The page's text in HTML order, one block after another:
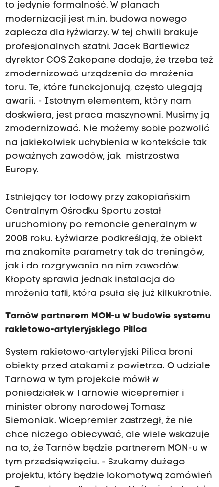
to jedynie formalność. W planach
modernizacji jest m.in. budowa nowego
zaplecza dla łyżwiarzy. W tej chwili brakuje
profesjonalnych szatni. Jacek Bartlewicz
dyrektor COS Zakopane dodaje, że trzeba też
zmodernizować urządzenia do mrożenia
toru. Te, które funckcjonują, często ulegają
awarii. - Istotnym elementem, który nam
doskwiera, jest praca maszynowni. Musimy ją
zmodernizować. Nie możemy sobie pozwolić
na jakiekolwiek uchybienia w kontekście tak
poważnych zawodów, jak mistrzostwa
Europy.
Istniejący tor lodowy przy zakopiańskim
Centralnym Ośrodku Sportu został
uruchomiony po remoncie generalnym w
2008 roku. Łyżwiarze podkreślają, że obiekt
ma znakomite parametry tak do treningów,
jak i do rozgrywania na nim zawodów.
Kłopoty sprawia jednak instalacja do
mrożenia tafli, która psuła się już kilkukrotnie.
Tarnów partnerem MON-u w budowie systemu
rakietowo-artyleryjskiego Pilica
System rakietowo-artyleryjski Pilica broni
obiekty przed atakami z powietrza. O udziale
Tarnowa w tym projekcie mówił w
poniedziałek w Tarnowie wicepremier i
minister obrony narodowej Tomasz
Siemoniak. Wicepremier zastrzegł, że nie
chce niczego obiecywać, ale wiele wskazuje
na to, że Tarnów będzie partnerem MON-u w
tym przedsięwzięciu. - Szukamy dużego
projektu, który będzie lokomotywą zamówień